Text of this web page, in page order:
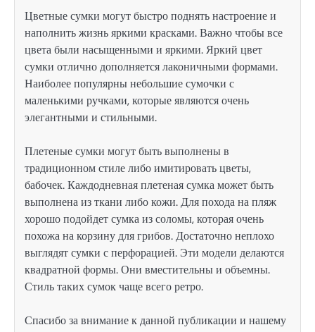
Цветные сумки могут быстро поднять настроение и
наполнить жизнь яркими красками. Важно чтобы все
цвета были насыщенными и яркими. Яркий цвет
сумки отлично дополняется лаконичными формами.
Наиболее популярны небольшие сумочки с
маленькими ручками, которые являются очень
элегантными и стильными.
Плетеные сумки могут быть выполнены в
традиционном стиле либо имитировать цветы,
бабочек. Каждодневная плетеная сумка может быть
выполнена из ткани либо кожи. Для похода на пляж
хорошо подойдет сумка из соломы, которая очень
похожа на корзину для грибов. Достаточно неплохо
выглядят сумки с перфорацией. Эти модели делаются
квадратной формы. Они вместительны и объемны.
Стиль таких сумок чаще всего ретро.
Спасибо за внимание к данной публикации и нашему